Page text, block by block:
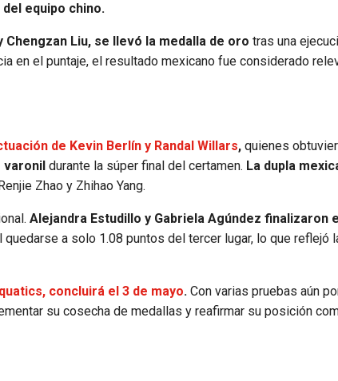
equipo chino.
Chengzan Liu, se llevó la medalla de oro tras una
en el puntaje, el resultado mexicano fue considerado
de Kevin Berlín y Randal Willars, quienes
durante la súper final del certamen. La dupla
Zhao y Zhihao Yang.
Alejandra Estudillo y Gabriela Agúndez finalizaron
quedarse a solo 1.08 puntos del tercer lugar, lo que reflejó
concluirá el 3 de mayo. Con varias pruebas aún
su cosecha de medallas y reafirmar su posición